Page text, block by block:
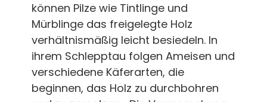
können Pilze wie Tintlinge und
Mürblinge das freigelegte Holz
verhältnismäßig leicht besiedeln. In
ihrem Schlepptau folgen Ameisen und
verschiedene Käferarten, die
beginnen, das Holz zu durchbohren